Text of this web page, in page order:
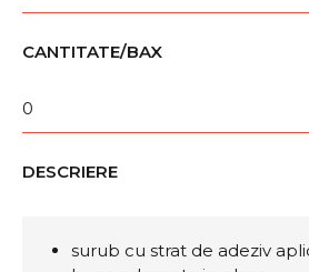
CANTITATE/BAX
0
DESCRIERE
surub cu strat de adeziv